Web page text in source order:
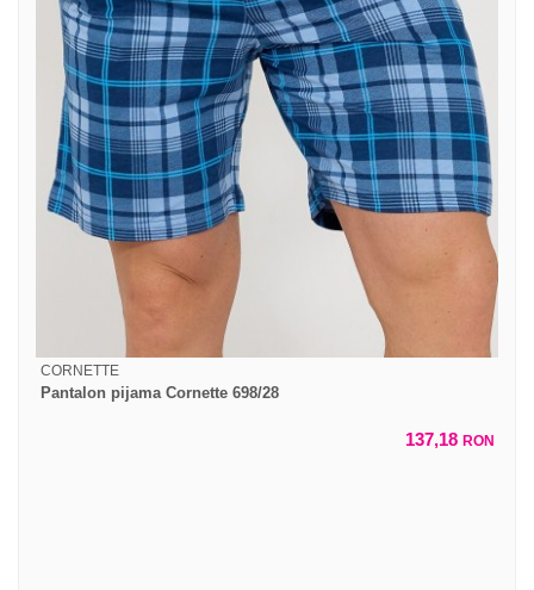
CORNETTE
Pantalon pijama Cornette 698/28
137,18 RON